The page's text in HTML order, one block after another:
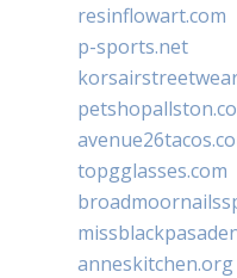
resinflowart.com
p-sports.net
topgglasses.com
anneskitchen.org